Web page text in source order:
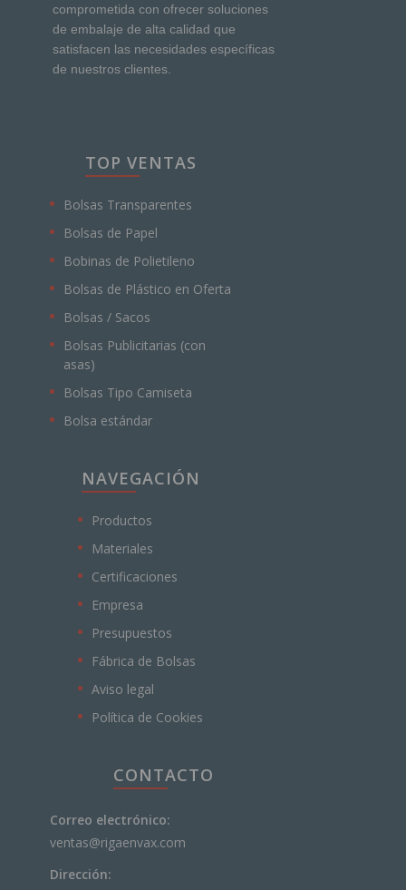
comprometida con ofrecer soluciones
de embalaje de alta calidad que
satisfacen las necesidades específicas
de nuestros clientes.
TOP VENTAS
Bolsas Transparentes
Bolsas de Papel
Bobinas de Polietileno
Bolsas de Plástico en Oferta
Bolsas / Sacos
Bolsas Publicitarias (con
asas)
Bolsas Tipo Camiseta
Bolsa estándar
NAVEGACIÓN
Productos
Materiales
Certificaciones
Empresa
Presupuestos
Fábrica de Bolsas
Aviso legal
Política de Cookies
CONTACTO
Correo electrónico:
ventas@rigaenvax.com
Dirección: